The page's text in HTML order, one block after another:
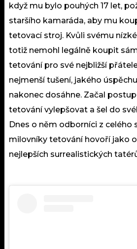
když mu bylo pouhých 17 let,
staršího kamaráda, aby mu
tetovací stroj. Kvůli svému
totiž nemohl legálně koupit
tetování pro své nejbližší
nejmenší tušení, jakého
nakonec dosáhne. Začal
tetování vylepšovat a šel do
Dnes o něm odborníci z celého
milovníky tetování hovoří jako
nejlepších surrealistických